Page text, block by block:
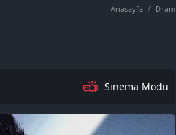
Anasayfa Dram
Sinema Modu